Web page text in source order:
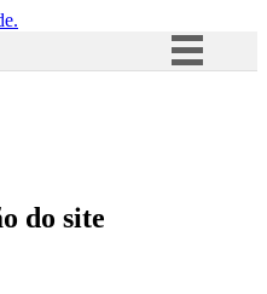
Acesso à informação
do site